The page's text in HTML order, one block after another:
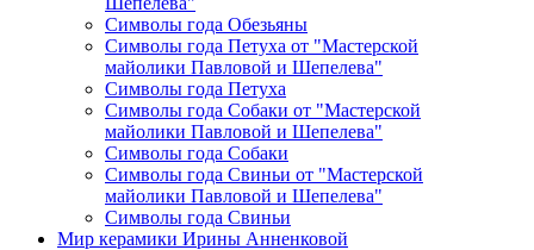
Символы года Обезьяны
Символы года Петуха от "Мастерской
майолики Павловой и Шепелева"
Символы года Петуха
Символы года Собаки от "Мастерской
майолики Павловой и Шепелева"
Символы года Собаки
Символы года Свиньи от "Мастерской
майолики Павловой и Шепелева"
Символы года Свиньи
Мир керамики Ирины Анненковой